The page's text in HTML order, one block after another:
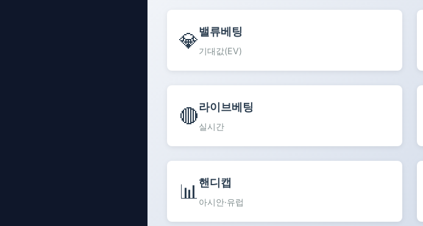
💎밸류베팅
기대값(EV)
🔴라이브베팅
실시간
📊 핸디캡
아시안·유럽